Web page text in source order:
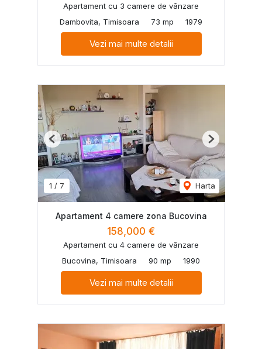
Apartament cu 3 camere de vânzare
Dambovita, Timisoara
73 mp 1979
Vezi mai multe detalii
1 / 7 Harta
Previous Next
Apartament 4 camere zona Bucovina
158,000 €
Apartament cu 4 camere de vânzare
Bucovina, Timisoara
90 mp 1990
Vezi mai multe detalii